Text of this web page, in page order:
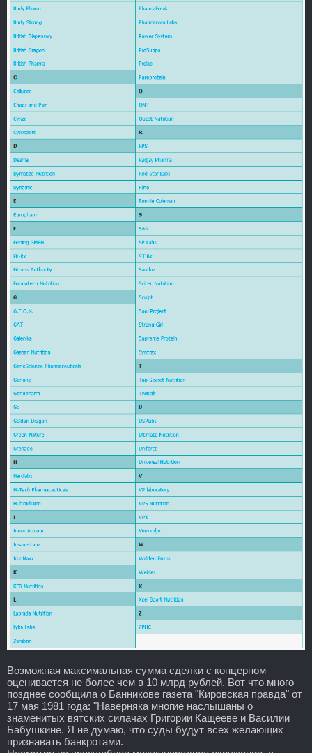
Возможная максимальная сумма сделки с концерном
оценивается не более чем в 10 млрд рублей. Вот что много
позднее сообщила о Банникове газета "Кировская правда" от
17 мая 1981 года: "Наверняка многие наслышаны о
знаменитых вятских силачах Григории Кащееве и Василии
Бабушкине. Я не думаю, что суды будут всех желающих
признавать банкротами.